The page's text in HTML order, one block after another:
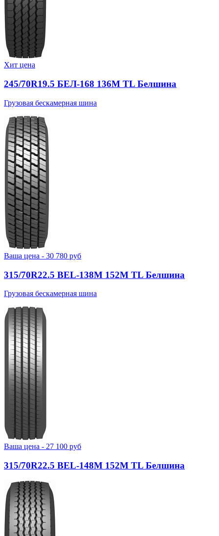
Хит цена
245/70R19.5 БЕЛ-168 136M TL Белшина
Грузовая бескамерная шина
Ваша цена - 30 780 руб
315/70R22.5 BEL-138М 152M TL Белшина
Грузовая бескамерная шина
Ваша цена - 27 100 руб
315/70R22.5 BEL-148М 152M TL Белшина